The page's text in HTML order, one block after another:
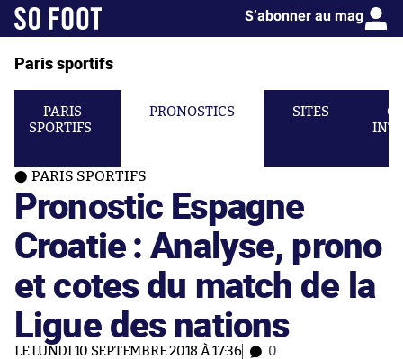
S’abonner au mag
Paris sportifs
PARIS
SPORTIFS
PRONOSTICS SITES
PARIS SPORTIFS
Pronostic Espagne
Croatie : Analyse, prono
et cotes du match de la
Ligue des nations
LE LUNDI 10 SEPTEMBRE 2018 À 17:36 0